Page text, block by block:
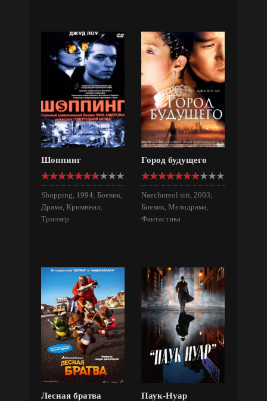
Шоппинг
Shopping, 1994; Боевик,
Драма, Криминал,
Триллер
Город будущего
Naechureol siti, 2003;
Боевик, Мелодрама,
Фантастика
Лесная братва Паук-Нуар